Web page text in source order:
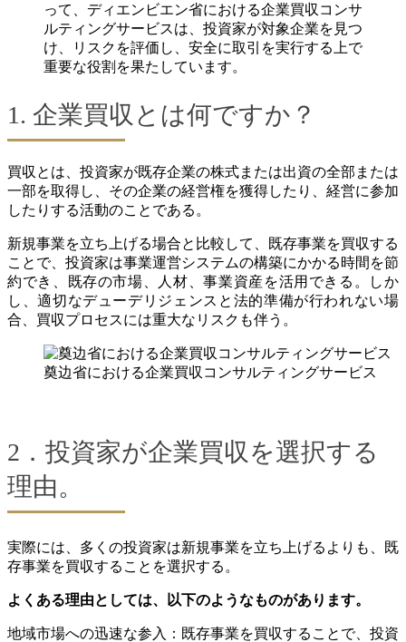
って、ディエンビエン省における企業買収コンサ
ルティングサービスは、投資家が対象企業を見つ
け、リスクを評価し、安全に取引を実行する上で
重要な役割を果たしています。
1. 企業買収とは何ですか？
買収とは、投資家が既存企業の株式または出資の全部または
一部を取得し、その企業の経営権を獲得したり、経営に参加
したりする活動のことである。
新規事業を立ち上げる場合と比較して、既存事業を買収する
ことで、投資家は事業運営システムの構築にかかる時間を節
約でき、既存の市場、人材、事業資産を活用できる。しか
し、適切なデューデリジェンスと法的準備が行われない場
合、買収プロセスには重大なリスクも伴う。
奠边省における企業買収コンサルティングサービス
2．投資家が企業買収を選択する
理由。
実際には、多くの投資家は新規事業を立ち上げるよりも、既
存事業を買収することを選択する。
よくある理由としては、以下のようなものがあります。
地域市場への迅速な参入：既存事業を買収することで、投資